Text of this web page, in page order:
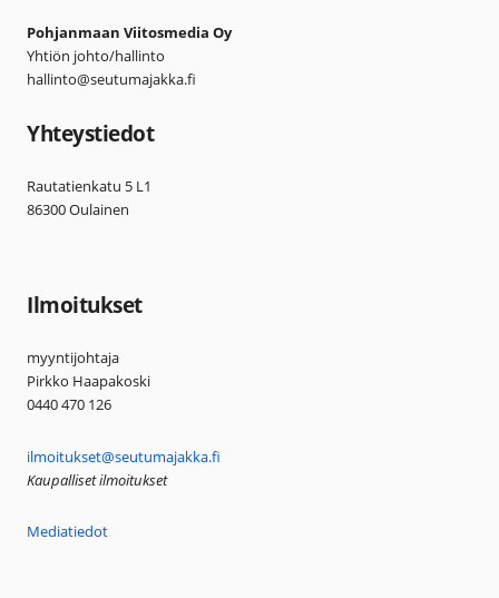
Pohjanmaan Viitosmedia Oy
Yhtiön johto/hallinto
hallinto@seutumajakka.fi
Yhteystiedot
Rautatienkatu 5 L1
86300 Oulainen
Ilmoitukset
myyntijohtaja
Pirkko Haapakoski
0440 470 126
ilmoitukset@seutumajakka.fi
Kaupalliset ilmoitukset
Mediatiedot